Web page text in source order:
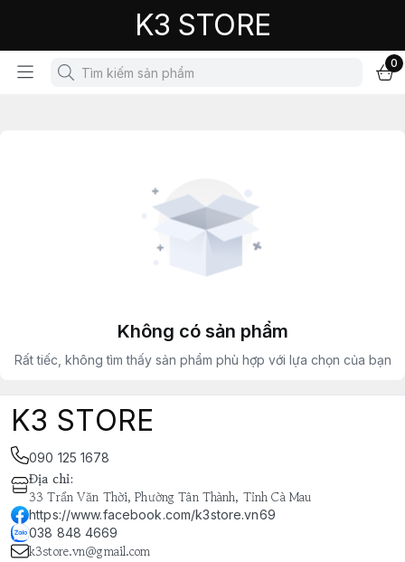
K3 STORE
0
Không có sản phẩm
Rất tiếc, không tìm thấy sản phẩm phù hợp với lựa chọn của bạn
K3 STORE
090 125 1678
Địa chỉ:
33 Trần Văn Thời, Phường Tân Thành, Tỉnh Cà Mau
https://www.facebook.com/k3store.vn69
038 848 4669
k3store.vn@gmail.com